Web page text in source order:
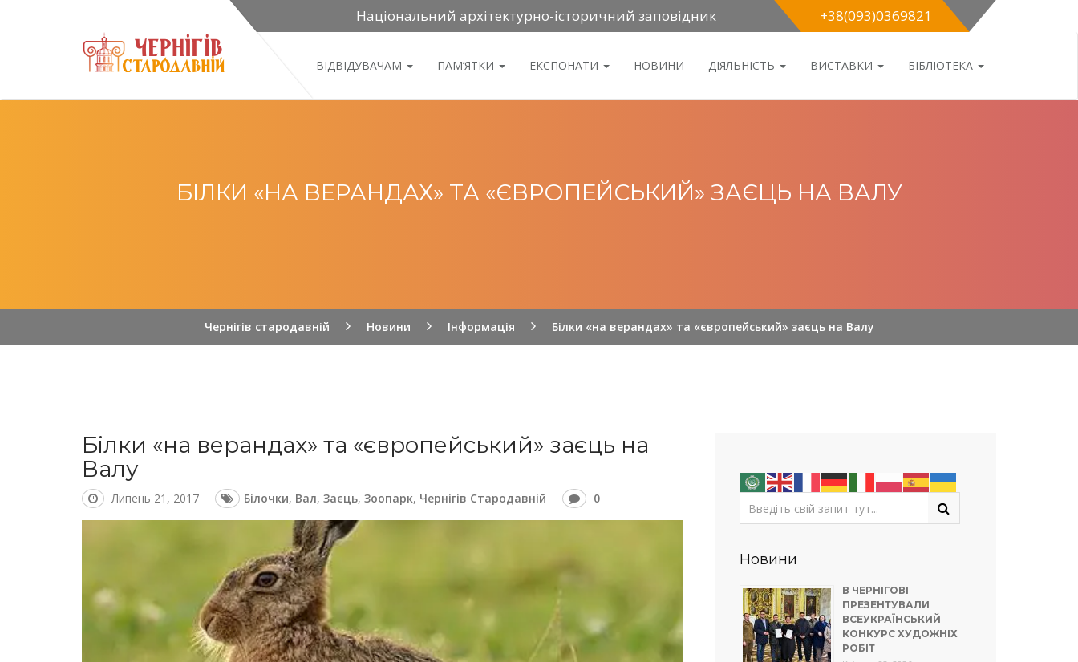
Національний архітектурно-історичний заповідник +38(093)0369821
ВІДВІДУВАЧАМ ПАМ’ЯТКИ ЕКСПОНАТИ НОВИНИ ДІЯЛЬНІСТЬ ВИСТАВКИ БІБЛІОТЕКА
БІЛКИ «НА ВЕРАНДАХ» ТА «ЄВРОПЕЙСЬКИЙ» ЗАЄЦЬ НА ВАЛУ
Чернігів стародавній Новини Інформація Білки «на верандах» та «європейський» заєць на Валу
Білки «на верандах» та «європейський» заєць на
Валу
Липень 21, 2017 Білочки, Вал, Заєць, Зоопарк, Чернігів Стародавній 0
Новини
В ЧЕРНІГОВІ
ПРЕЗЕНТУВАЛИ
ВСЕУКРАЇНСЬКИЙ
КОНКУРС ХУДОЖНІХ
РОБІТ